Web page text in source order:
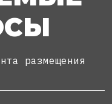
размещения